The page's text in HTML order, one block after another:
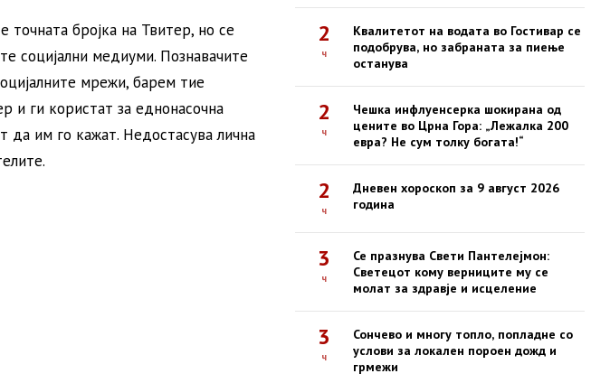
точната бројка на Твитер, но се
социјални медиуми. Познавачите
мрежи, барем тие
и ги користат за еднонасочна
да им го кажат. Недостасува лична
2
ч
Квалитетот на водата во Гостивар се
подобрува, но забраната за пиење
останува
2
ч
Чешка инфлуенсерка шокирана од
цените во Црна Гора: „Лежалка 200
евра? Не сум толку богата!“
2
ч
Дневен хороскоп за 9 август 2026
година
3
ч
Се празнува Свети Пантелејмон:
Светецот кому верниците му се
молат за здравје и исцеление
3
ч
Сончево и многу топло, попладне со
услови за локален пороен дожд и
грмежи